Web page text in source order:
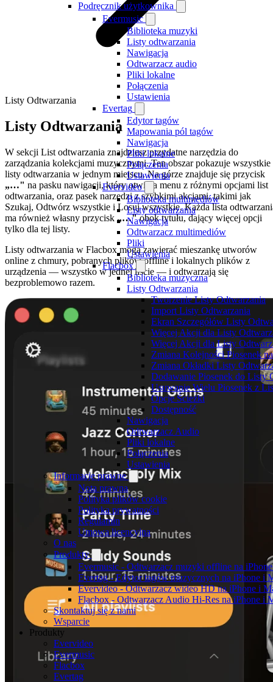
Podręcznik użytkownika
Evermusic
Biblioteka muzyki
Listy odtwarzania
Nawigacja
Odtwarzacz audio
Pliki lokalne
Połączenia
Ustawienia
Evertag
Edytor tagów
Mapowania pól tagów
Nawigacja
Pliki lokalne
Połączenia
Ustawienia
Evervideo
Biblioteka multimediów
Listy odtwarzania
Nawigacja
Odtwarzacz multimediów
Pliki
Ustawienia
Flacbox
Biblioteka muzyczna
Listy Odtwarzania
Tworzenie Listy Odtwarzania
Import Listy Odtwarzania
Ekran Szczegółów Listy
Więcej Akcji dla Listy
Więcej Akcji dla Listy
Zmiana Kolejności Piosenek
Zmiana Okładki Listy
Dodawanie Piosenek do Listy
Usuwanie Wielu Piosenek z
Opcje Ścieżki
Dostępność
Nawigacja
Odtwarzacz Audio
Pliki lokalne
Połączenia
Ustawienia
Informacje prawne
Nota prawna
Polityka plików cookie
Polityka prywatności
Regulamin
Umowa licencyjna
O nas
Produkty
Evermusic - Odtwarzacz muzyki offline na
Evertag - Edytor tagów muzycznych na iPhone i
Evervideo - Odtwarzacz wideo HD na iPhone i
Flacbox - Odtwarzacz Audio Hi-Res na iPhone i
Skontaktuj się z nami
Wsparcie
Produkty
Evervideo
Evermusic
Flacbox
Evertag
Listy Odtwarzania
Listy Odtwarzania
W sekcji List odtwarzania znajdziesz przydatne narzędzia do
zarządzania kolekcjami muzycznymi. Ten obszar pokazuje wszystkie
listy odtwarzania w jednym miejscu. Na górze znajduje się przycisk
„…" na pasku nawigacji, który otwiera menu z różnymi opcjami list
odtwarzania, oraz pasek narzędzi z szybkimi akcjami, takimi jak
Szukaj, Odtwórz wszystkie i Losuj wszystkie. Każda lista
ma również własny przycisk „…"obok tytułu, dający więcej opcji
tylko dla tej listy.
Listy odtwarzania w Flacbox mogą zawierać mieszankę utworów
online z chmury, pobranych plików offline i lokalnych plików z
urządzenia — wszystko w jednej liście — i odtwarzają się
bezproblemowo razem.